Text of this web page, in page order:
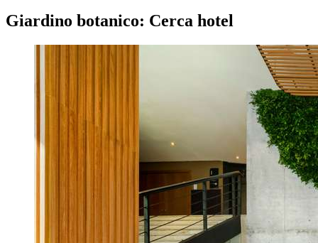
Giardino botanico: Cerca hotel